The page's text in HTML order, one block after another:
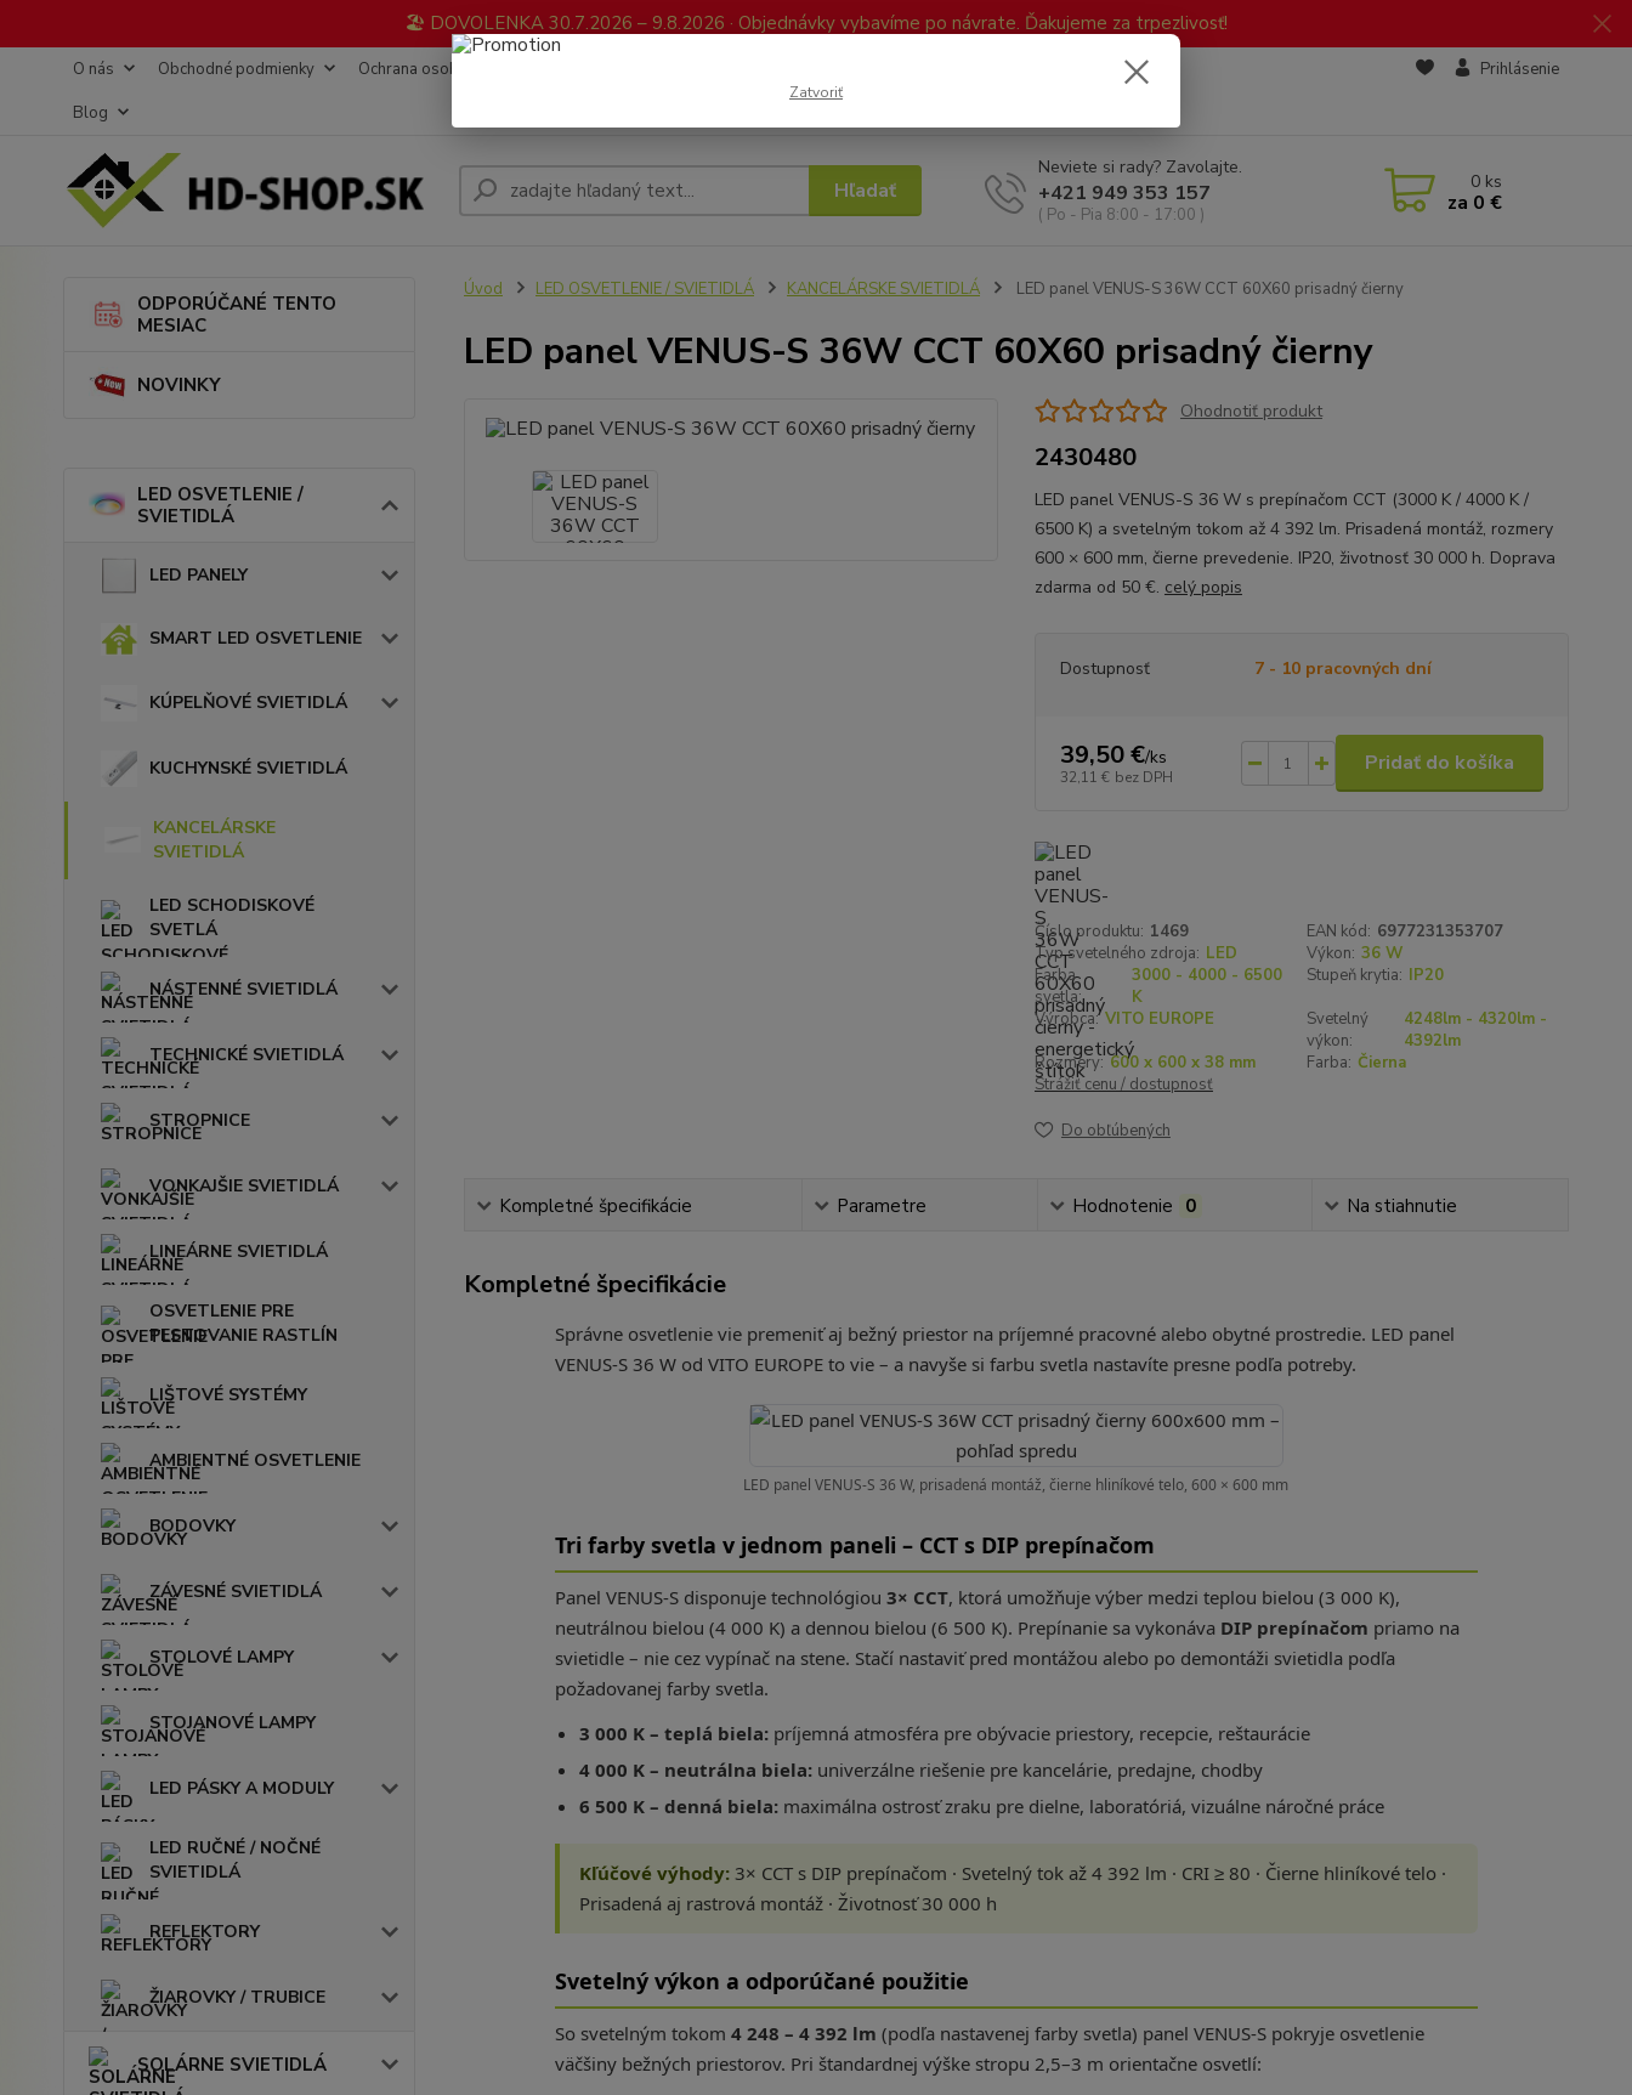
🏖️ DOVOLENKA 30.7.2026 – 9.8.2026 · Objednávky vybavíme po návrate. Ďakujeme za trpezlivosť!
O nás Obchodné podmienky Ochrana osobných údajov
Blog
Prihlásenie
Hľadať
Neviete si rady? Zavolajte.
+421 949 353 157
( Po - Pia 8:00 - 17:00 )
0 ks
za 0 €
ODPORÚČANÉ TENTO
MESIAC
NOVINKY
LED OSVETLENIE /
SVIETIDLÁ
LED PANELY
SMART LED OSVETLENIE
KÚPELŇOVÉ SVIETIDLÁ
KUCHYNSKÉ SVIETIDLÁ
KANCELÁRSKE
SVIETIDLÁ
LED SCHODISKOVÉ
SVETLÁ
NÁSTENNÉ SVIETIDLÁ
TECHNICKÉ SVIETIDLÁ
STROPNICE
VONKAJŠIE SVIETIDLÁ
LINEÁRNE SVIETIDLÁ
OSVETLENIE PRE
PESTOVANIE RASTLÍN
LIŠTOVÉ SYSTÉMY
AMBIENTNÉ OSVETLENIE
BODOVKY
ZÁVESNÉ SVIETIDLÁ
STOLOVÉ LAMPY
STOJANOVÉ LAMPY
LED PÁSKY A MODULY
LED RUČNÉ / NOČNÉ
SVIETIDLÁ
REFLEKTORY
ŽIAROVKY / TRUBICE
SOLÁRNE SVIETIDLÁ
Úvod LED OSVETLENIE / SVIETIDLÁ KANCELÁRSKE SVIETIDLÁ LED panel VENUS-S 36W CCT 60X60 prisadný čierny
LED panel VENUS-S 36W CCT 60X60 prisadný čierny
Ohodnotiť produkt
2430480
LED panel VENUS-S 36 W s prepínačom CCT (3000 K / 4000 K /
6500 K) a svetelným tokom až 4 392 lm. Prisadená montáž, rozmery
600 × 600 mm, čierne prevedenie. IP20, životnosť 30 000 h. Doprava
zdarma od 50 €. celý popis
Dostupnosť 7 - 10 pracovných dní
39,50 €/ks
32,11 € bez DPH
Pridať do košíka
Číslo produktu: 1469 EAN kód: 6977231353707
Typ svetelného zdroja: LED Výkon: 36 W
Farba
svetla:
3000 - 4000 - 6500
K
Stupeň krytia: IP20
Výrobca: VITO EUROPE
Svetelný
výkon:
4248lm - 4320lm -
4392lm
Rozmery: 600 x 600 x 38 mm Farba: Čierna
Strážiť cenu / dostupnosť
Do obľúbených
Kompletné špecifikácie Parametre Hodnotenie 0 Na stiahnutie
Kompletné špecifikácie
Správne osvetlenie vie premeniť aj bežný priestor na príjemné pracovné alebo obytné prostredie. LED panel
VENUS-S 36 W od VITO EUROPE to vie – a navyše si farbu svetla nastavíte presne podľa potreby.
LED panel VENUS-S 36 W, prisadená montáž, čierne hliníkové telo, 600 × 600 mm
Tri farby svetla v jednom paneli – CCT s DIP prepínačom
Panel VENUS-S disponuje technológiou 3× CCT, ktorá umožňuje výber medzi teplou bielou (3 000 K),
neutrálnou bielou (4 000 K) a dennou bielou (6 500 K). Prepínanie sa vykonáva DIP prepínačom priamo na
svietidle – nie cez vypínač na stene. Stačí nastaviť pred montážou alebo po demontáži svietidla podľa
požadovanej farby svetla.
3 000 K – teplá biela:príjemná atmosféra pre obývacie priestory, recepcie, reštaurácie
4 000 K – neutrálna biela:univerzálne riešenie pre kancelárie, predajne, chodby
6 500 K – denná biela:maximálna ostrosť zraku pre dielne, laboratóriá, vizuálne náročné práce
Kľúčové výhody:3× CCT s DIP prepínačom · Svetelný tok až 4 392 lm · CRI ≥ 80 · Čierne hliníkové telo ·
Prisadená aj rastrová montáž · Životnosť 30 000 h
Svetelný výkon a odporúčané použitie
So svetelným tokom 4 248 – 4 392 lm (podľa nastavenej farby svetla) panel VENUS-S pokryje osvetlenie
väčšiny bežných priestorov. Pri štandardnej výške stropu 2,5–3 m orientačne osvetlí:
Zatvoriť